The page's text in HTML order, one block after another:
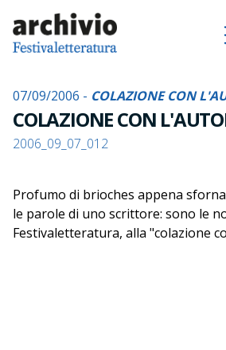
07/09/2006 - COLAZIONE CON
COLAZIONE CON
2006_09_07_012
Profumo di brioches appena
le parole di uno scrittore: sono le
Festivaletteratura, alla "colazione